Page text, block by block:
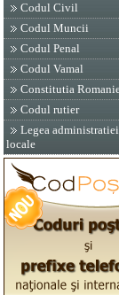
Codul Civil
Codul Muncii
Codul Penal
Codul Vamal
Constitutia
Codul rutier
Legea
locale